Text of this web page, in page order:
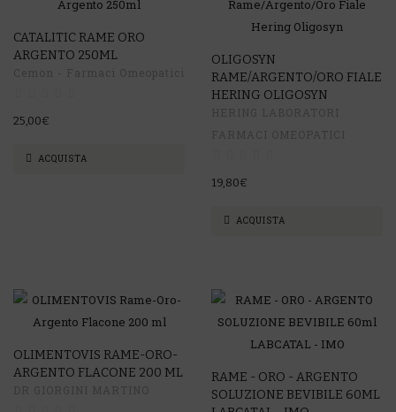
CATALITIC RAME ORO
ARGENTO 250ML
25,00€
ACQUISTA
OLIGOSYN
RAME/ARGENTO/ORO FIALE
HERING OLIGOSYN
19,80€
ACQUISTA
OLIMENTOVIS RAME-ORO-
ARGENTO FLACONE 200 ML
RAME - ORO - ARGENTO
SOLUZIONE BEVIBILE 60ML